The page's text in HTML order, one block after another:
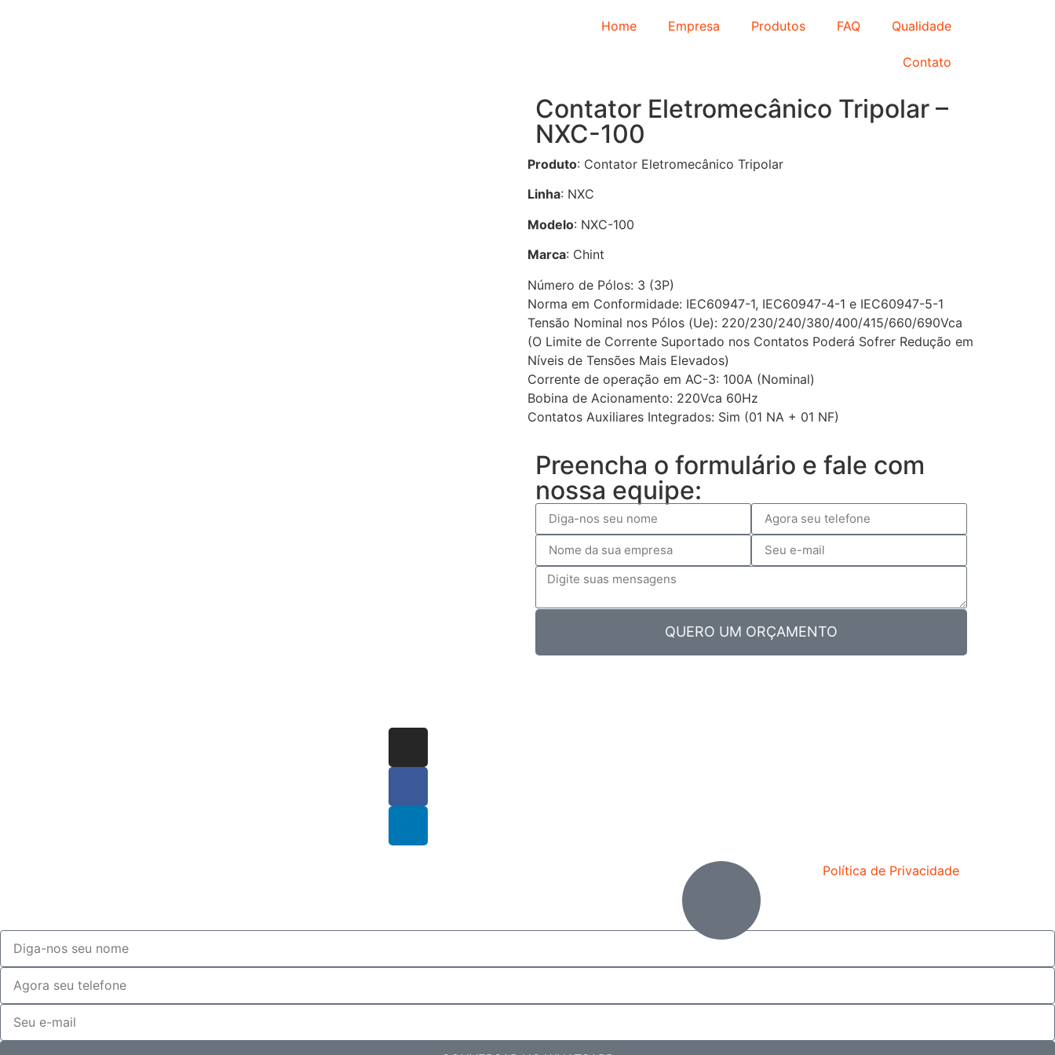
Home Empresa Produtos FAQ Qualidade
Contato
Contator Eletromecânico Tripolar –
NXC-100
Produto: Contator Eletromecânico Tripolar
Linha: NXC
Modelo: NXC-100
Marca: Chint
Número de Pólos: 3 (3P)
Norma em Conformidade: IEC60947-1, IEC60947-4-1 e IEC60947-5-1
Tensão Nominal nos Pólos (Ue): 220/230/240/380/400/415/660/690Vca
(O Limite de Corrente Suportado nos Contatos Poderá Sofrer Redução em
Níveis de Tensões Mais Elevados)
Corrente de operação em AC-3: 100A (Nominal)
Bobina de Acionamento: 220Vca 60Hz
Contatos Auxiliares Integrados: Sim (01 NA + 01 NF)
Preencha o formulário e fale com
nossa equipe:
QUERO UM ORÇAMENTO
Política de Privacidade